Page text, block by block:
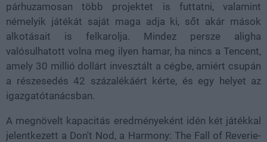
párhuzamosan több projektet is futtatni, valamint
némelyik játékát saját maga adja ki, sőt akár mások
alkotásait is felkarolja. Mindez persze aligha
valósulhatott volna meg ilyen hamar, ha nincs a Tencent,
amely 30 millió dollárt invesztált a cégbe, amiért csupán
a részesedés 42 százalékáért kérte, és egy helyet az
igazgatótanácsban.
A megnövelt kapacitás eredményeként idén két játékkal
jelentkezett a Don't Nod, a Harmony: The Fall of Reverie-